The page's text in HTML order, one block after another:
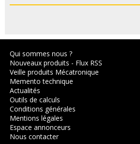
Qui sommes nous ?
Nouveaux produits - Flux RSS
Veille produits Mécatronique
Memento technique
Actualités
Outils de calculs
Conditions générales
Mentions légales
Espace annonceurs
Nous contacter